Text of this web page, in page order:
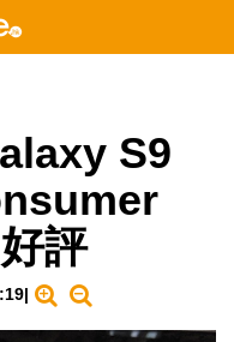
S9
評
|